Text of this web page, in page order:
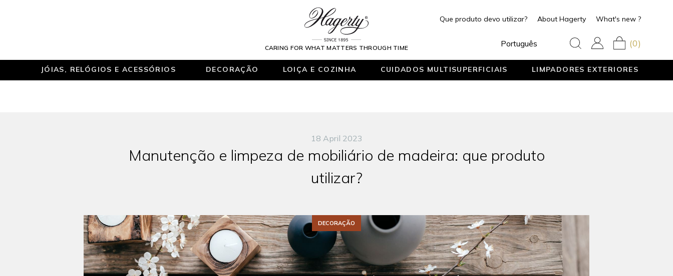
CARING FOR WHAT MATTERS THROUGH TIME
Que produto devo utilizar? About Hagerty What's new ?
Português (0)
JÓIAS, RELÓGIOS E ACESSÓRIOS DECORAÇÃO LOIÇA E COZINHA CUIDADOS MULTISUPERFICIAIS LIMPADORES EXTERIORES
18 April 2023
Manutenção e limpeza de mobiliário de madeira: que produto
utilizar?
DECORAÇÃO